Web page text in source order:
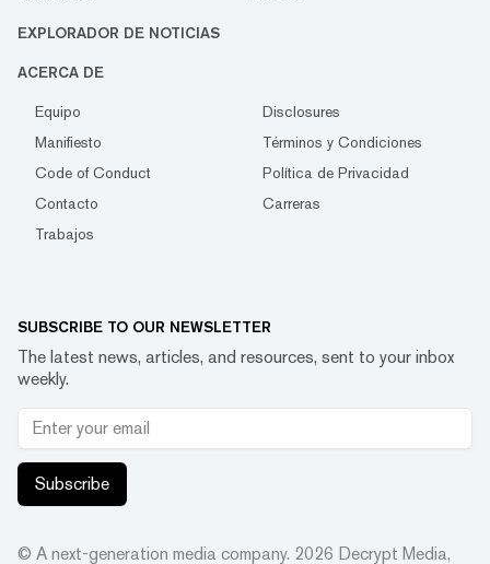
EXPLORADOR DE NOTICIAS
ACERCA DE
Equipo
Disclosures
Manifiesto
Términos y Condiciones
Code of Conduct
Política de Privacidad
Contacto
Carreras
Trabajos
SUBSCRIBE TO OUR NEWSLETTER
The latest news, articles, and resources, sent to your inbox
weekly.
Subscribe
© A next-generation media company. 2026 Decrypt Media,